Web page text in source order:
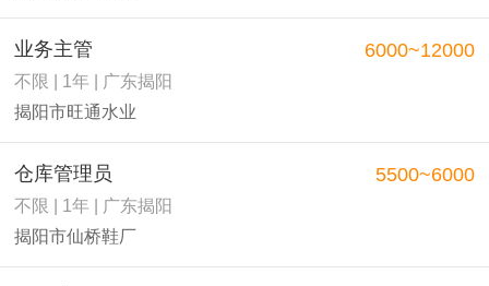
业务主管
不限 | 1年 | 广东揭阳
揭阳市旺通水业
6000~12000
仓库管理员
不限 | 1年 | 广东揭阳
揭阳市仙桥鞋厂
5500~6000